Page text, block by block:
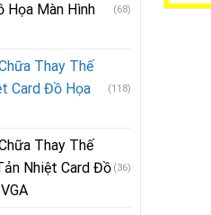
Họa Màn Hình
(68)
Thay Thế
Card Đồ Họa
(118)
Thay Thế
Nhiệt Card Đồ (36)